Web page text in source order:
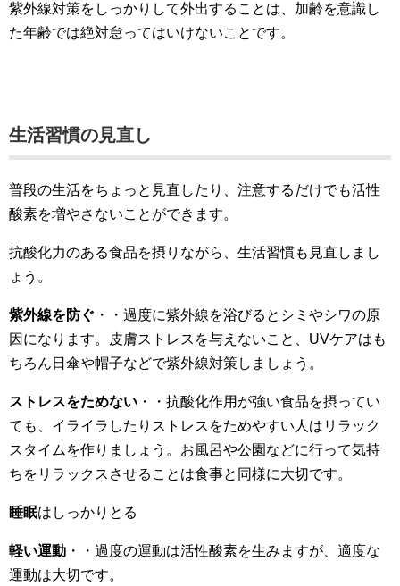
紫外線対策をしっかりして外出することは、加齢を意識し
た年齢では絶対怠ってはいけないことです。
生活習慣の見直し
普段の生活をちょっと見直したり、注意するだけでも活性
酸素を増やさないことができます。
抗酸化力のある食品を摂りながら、生活習慣も見直しまし
ょう。
紫外線を防ぐ ・・過度に紫外線を浴びるとシミやシワの原
因になります。皮膚ストレスを与えないこと、UVケアはも
ちろん日傘や帽子などで紫外線対策しましょう。
ストレスをためない ・・抗酸化作用が強い食品を摂ってい
ても、イライラしたりストレスをためやすい人はリラック
スタイムを作りましょう。お風呂や公園などに行って気持
ちをリラックスさせることは食事と同様に大切です。
睡眠はしっかりとる
軽い運動 ・・過度の運動は活性酸素を生みますが、適度な
運動は大切です。